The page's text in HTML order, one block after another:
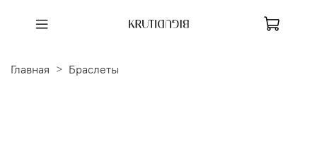
Главная Браслеты